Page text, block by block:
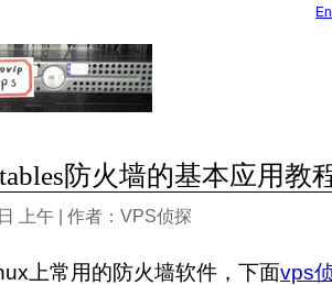
防火墙的基本应用教
上午 | 作者：VPS侦探
上常用的防火墙软件，下面vps